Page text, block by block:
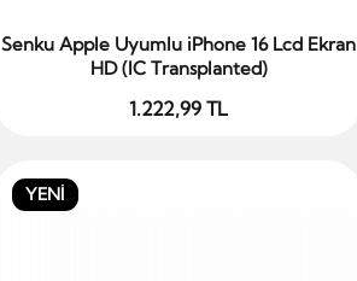
Sepete Ekle
Senku Apple Uyumlu iPhone 16 Lcd Ekran
HD (IC Transplanted)
1.222,99 TL
YENİ